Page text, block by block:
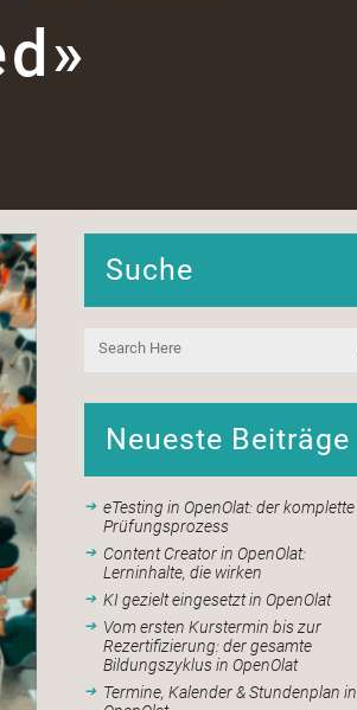
academy
Suche
Neueste Beiträge
eTesting in OpenOlat: der komplette
Prüfungsprozess
Content Creator in OpenOlat:
Lerninhalte, die wirken
KI gezielt eingesetzt in OpenOlat
Vom ersten Kurstermin bis zur
Rezertifizierung: der gesamte
Bildungszyklus in OpenOlat
Termine, Kalender & Stundenplan in